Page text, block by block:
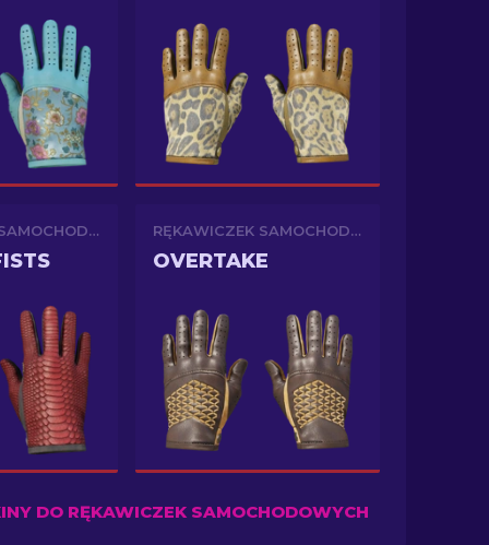
RĘKAWICZEK SAMOCHODOWYCH RĘKAWICZEK SAMOCHODOWYCH
OVERTAKE
DO RĘKAWICZEK SAMOCHODOWYCH